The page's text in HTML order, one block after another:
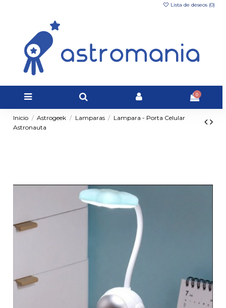
Lista de deseos (0)
0
Inicio Astrogeek Lamparas
Lampara - Porta Celular
Astronauta